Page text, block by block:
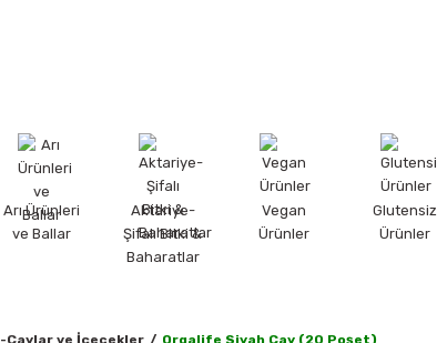
Arı Ürünleri
ve Ballar
Aktariye-
Şifalı Bitki &
Baharatlar
Vegan
Ürünler
Glutensiz
Ürünler
-Çaylar ve İçecekler Orgalife Siyah Çay (20 Poşet)